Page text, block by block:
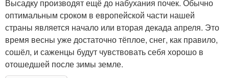
Высадку производят ещё до набухания почек. Обычно
оптимальным сроком в европейской части нашей
страны является начало или вторая декада апреля. Это
время весны уже достаточно тёплое, снег, как правило,
сошёл, и саженцы будут чувствовать себя хорошо в
отошедшей после зимы земле.